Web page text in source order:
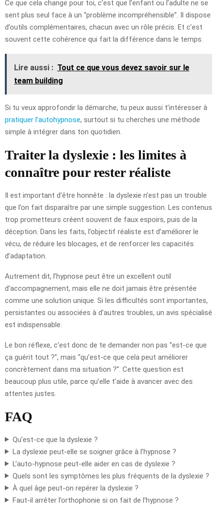
Ce que cela change pour toi, c’est que l’enfant ou l’adulte ne se
sent plus seul face à un “problème incompréhensible”. Il dispose
d’outils complémentaires, chacun avec un rôle précis. Et c’est
souvent cette cohérence qui fait la différence dans le temps.
Lire aussi : Tout ce que vous devez savoir sur le
team building
Si tu veux approfondir la démarche, tu peux aussi t’intéresser à
pratiquer l’autohypnose, surtout si tu cherches une méthode
simple à intégrer dans ton quotidien.
Traiter la dyslexie : les limites à
connaître pour rester réaliste
Il est important d’être honnête : la dyslexie n’est pas un trouble
que l’on fait disparaître par une simple suggestion. Les contenus
trop prometteurs créent souvent de faux espoirs, puis de la
déception. Dans les faits, l’objectif réaliste est d’améliorer le
vécu, de réduire les blocages, et de renforcer les capacités
d’adaptation.
Autrement dit, l’hypnose peut être un excellent outil
d’accompagnement, mais elle ne doit jamais être présentée
comme une solution unique. Si les difficultés sont importantes,
persistantes ou associées à d’autres troubles, un avis spécialisé
est indispensable.
Le bon réflexe, c’est donc de te demander non pas “est-ce que
ça guérit tout ?”, mais “qu’est-ce que cela peut améliorer
concrètement dans ma situation ?”. Cette question est
beaucoup plus utile, parce qu’elle t’aide à avancer avec des
attentes justes.
FAQ
Qu’est-ce que la dyslexie ?
La dyslexie peut-elle se soigner grâce à l’hypnose ?
L’auto-hypnose peut-elle aider en cas de dyslexie ?
Quels sont les symptômes les plus fréquents de la dyslexie ?
À quel âge peut-on repérer la dyslexie ?
Faut-il arrêter l’orthophonie si on fait de l’hypnose ?